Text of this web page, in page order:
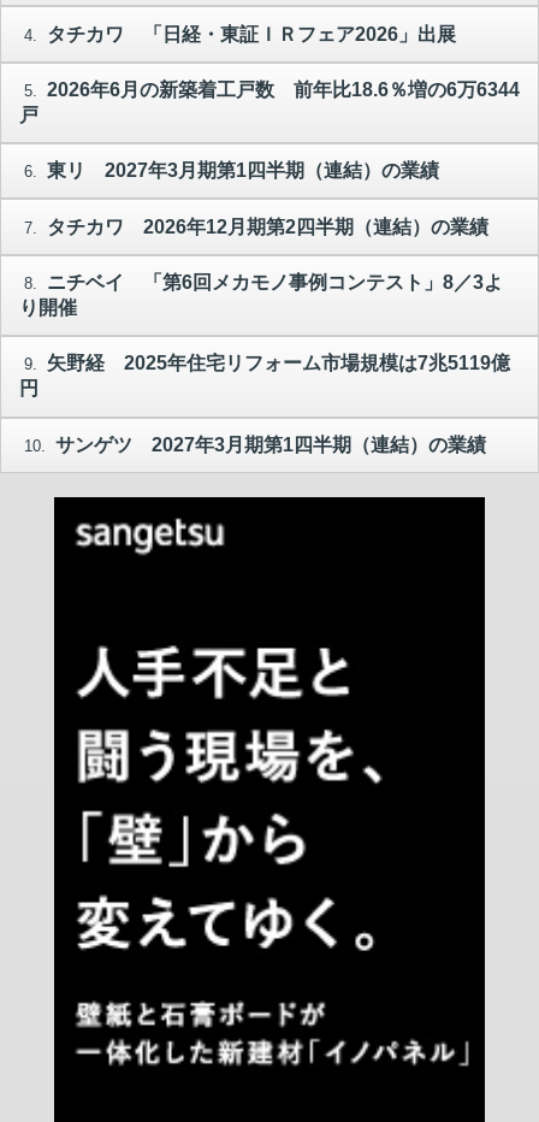
4. タチカワ 「日経・東証ＩＲフェア2026」出展
5.
2026年6月の新築着工戸数 前年比18.6％増の6万6344
戸
6. 東リ 2027年3月期第1四半期（連結）の業績
7. タチカワ 2026年12月期第2四半期（連結）の業績
8.
ニチベイ 「第6回メカモノ事例コンテスト」8／3よ
り開催
9.
矢野経 2025年住宅リフォーム市場規模は7兆5119億
円
10. サンゲツ 2027年3月期第1四半期（連結）の業績